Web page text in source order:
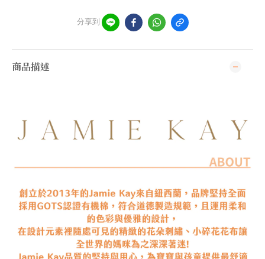
分享到
商品描述